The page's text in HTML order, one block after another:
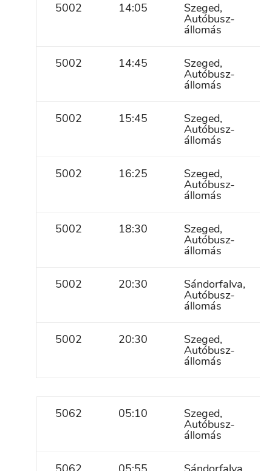
5002 14:05 Szeged,
Autóbusz-
állomás
5002 14:45 Szeged,
Autóbusz-
állomás
5002 15:45 Szeged,
Autóbusz-
állomás
5002 16:25 Szeged,
Autóbusz-
állomás
5002 18:30 Szeged,
Autóbusz-
állomás
5002 20:30 Sándorfalva,
Autóbusz-
állomás
5002 20:30 Szeged,
Autóbusz-
állomás
5062 05:10 Szeged,
Autóbusz-
állomás